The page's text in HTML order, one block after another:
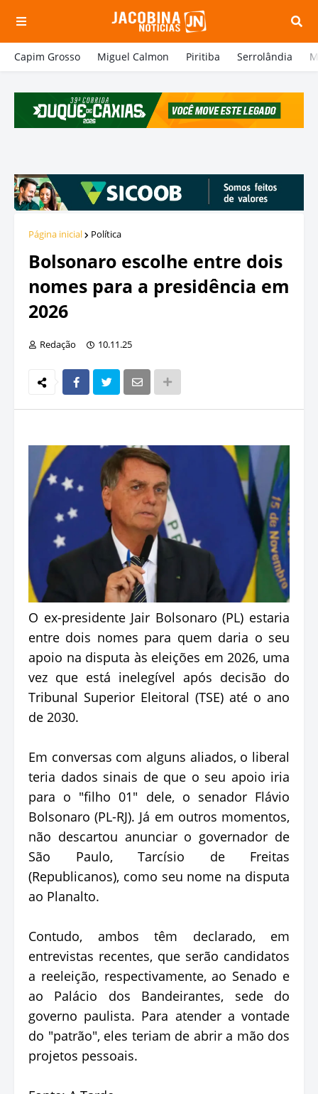
Capim Grosso Miguel Calmon Piritiba Serrolândia
Página inicial Política
Bolsonaro escolhe entre dois
nomes para a presidência em
2026
Redação 10.11.25
O ex-presidente Jair Bolsonaro (PL) estaria
entre dois nomes para quem daria o seu
apoio na disputa às eleições em 2026, uma
vez que está inelegível após decisão do
Tribunal Superior Eleitoral (TSE) até o ano
de 2030.
Em conversas com alguns aliados, o liberal
teria dados sinais de que o seu apoio iria
para o "filho 01" dele, o senador Flávio
Bolsonaro (PL-RJ). Já em outros momentos,
não descartou anunciar o governador de
São Paulo, Tarcísio de Freitas
(Republicanos), como seu nome na disputa
ao Planalto.
Contudo, ambos têm declarado, em
entrevistas recentes, que serão candidatos
a reeleição, respectivamente, ao Senado e
ao Palácio dos Bandeirantes, sede do
governo paulista. Para atender a vontade
do "patrão", eles teriam de abrir a mão dos
projetos pessoais.